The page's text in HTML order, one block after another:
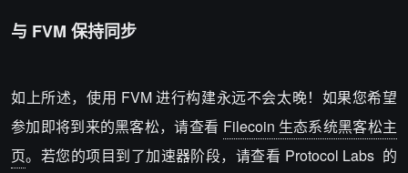
与 FVM 保持同步
如上所述，使用 FVM 进行构建永远不会太晚！如果您希望
参加即将到来的黑客松，请查看 Filecoin 生态系统黑客松主
页。若您的项目到了加速器阶段，请查看 Protocol Labs 的